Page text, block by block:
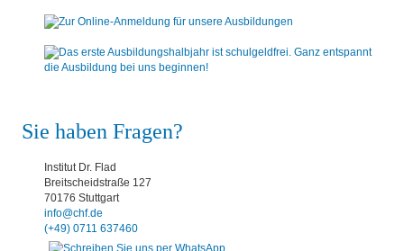
Sie haben Fragen?
Institut Dr. Flad
Breitscheidstraße 127
70176 Stuttgart
info@chf.de
(+49) 0711 637460